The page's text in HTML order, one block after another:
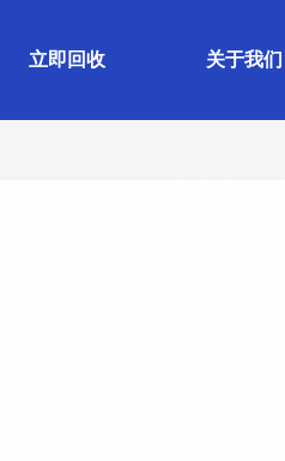
立即回收 关于我们